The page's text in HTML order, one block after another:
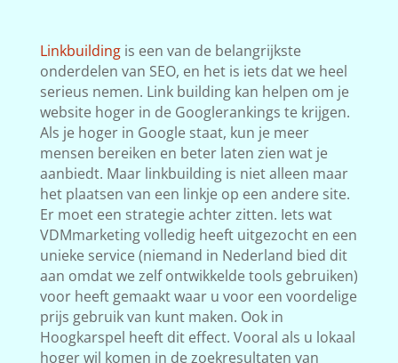
Linkbuildingis een van de belangrijkste
onderdelen van SEO, en het is iets dat we heel
serieus nemen. Link building kan helpen om je
website hoger in de Googlerankings te krijgen.
Als je hoger in Google staat, kun je meer
mensen bereiken en beter laten zien wat je
aanbiedt. Maar linkbuilding is niet alleen maar
het plaatsen van een linkje op een andere site.
Er moet een strategie achter zitten. Iets wat
VDMmarketing volledig heeft uitgezocht en een
unieke service (niemand in Nederland bied dit
aan omdat we zelf ontwikkelde tools gebruiken)
voor heeft gemaakt waar u voor een voordelige
prijs gebruik van kunt maken. Ook in
Hoogkarspel heeft dit effect. Vooral als u lokaal
hoger wil komen in de zoekresultaten van